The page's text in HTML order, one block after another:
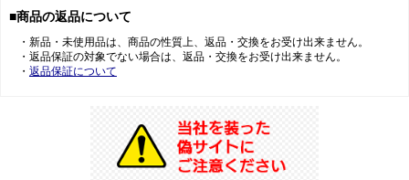
■商品の返品について
・新品・未使用品は、商品の性質上、返品・交換をお受け出来ません。
・返品保証の対象でない場合は、返品・交換をお受け出来ません。
・ 返品保証について